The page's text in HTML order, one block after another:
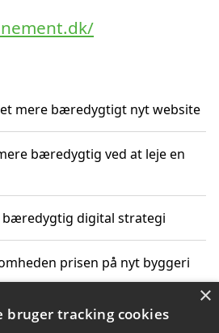
mere bæredygtigt nyt website
bæredygtig ved at leje en
bæredygtig digital strategi
prisen på nyt byggeri
hjemmeside uden binding ×
bruger tracking cookies